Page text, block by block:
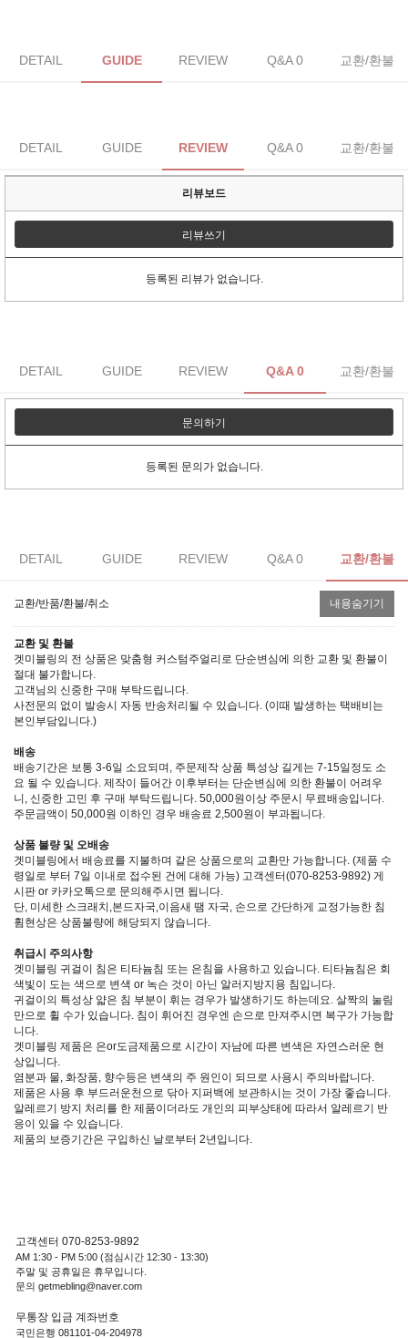
DETAIL GUIDE REVIEW Q&A 0 교환/환불
DETAIL GUIDE REVIEW Q&A 0 교환/환불
리뷰보드
리뷰쓰기
등록된 리뷰가 없습니다.
DETAIL GUIDE REVIEW Q&A 0 교환/환불
문의하기
등록된 문의가 없습니다.
DETAIL GUIDE REVIEW Q&A 0 교환/환불
교환/반품/환불/취소 내용숨기기
교환 및 환불
겟미블링의 전 상품은 맞춤형 커스텀주얼리로 단순변심에 의한 교환 및 환불이
절대 불가합니다.
고객님의 신중한 구매 부탁드립니다.
사전문의 없이 발송시 자동 반송처리될 수 있습니다. (이때 발생하는 택배비는
본인부담입니다.)
배송
배송기간은 보통 3-6일 소요되며, 주문제작 상품 특성상 길게는 7-15일정도 소
요 될 수 있습니다. 제작이 들어간 이후부터는 단순변심에 의한 환불이 어려우
니, 신중한 고민 후 구매 부탁드립니다. 50,000원이상 주문시 무료배송입니다.
주문금액이 50,000원 이하인 경우 배송료 2,500원이 부과됩니다.
상품 불량 및 오배송
겟미블링에서 배송료를 지불하며 같은 상품으로의 교환만 가능합니다. (제품 수
령일로 부터 7일 이내로 접수된 건에 대해 가능) 고객센터(070-8253-9892) 게
시판 or 카카오톡으로 문의해주시면 됩니다.
단, 미세한 스크래치,본드자국,이음새 땜 자국, 손으로 간단하게 교정가능한 침
휨현상은 상품불량에 해당되지 않습니다.
취급시 주의사항
겟미블링 귀걸이 침은 티타늄침 또는 은침을 사용하고 있습니다. 티타늄침은 회
색빛이 도는 색으로 변색 or 녹슨 것이 아닌 알러지방지용 침입니다.
귀걸이의 특성상 얇은 침 부분이 휘는 경우가 발생하기도 하는데요. 살짝의 눌림
만으로 휠 수가 있습니다. 침이 휘어진 경우엔 손으로 만져주시면 복구가 가능합
니다.
겟미블링 제품은 은or도금제품으로 시간이 자남에 따른 변색은 자연스러운 현
상입니다.
염분과 물, 화장품, 향수등은 변색의 주 원인이 되므로 사용시 주의바랍니다.
제품은 사용 후 부드러운천으로 닦아 지퍼백에 보관하시는 것이 가장 좋습니다.
알레르기 방지 처리를 한 제품이더라도 개인의 피부상태에 따라서 알레르기 반
응이 있을 수 있습니다.
제품의 보증기간은 구입하신 날로부터 2년입니다.
고객센터 070-8253-9892
AM 1:30 - PM 5:00 (점심시간 12:30 - 13:30)
주말 및 공휴일은 휴무입니다.
문의 getmebling@naver.com
무통장 입금 계좌번호
국민은행 081101-04-204978